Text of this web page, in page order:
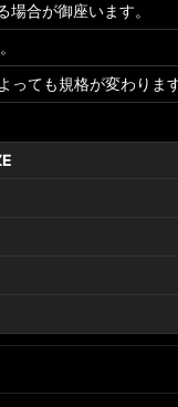
合が御座います。
ても規格が変わりま